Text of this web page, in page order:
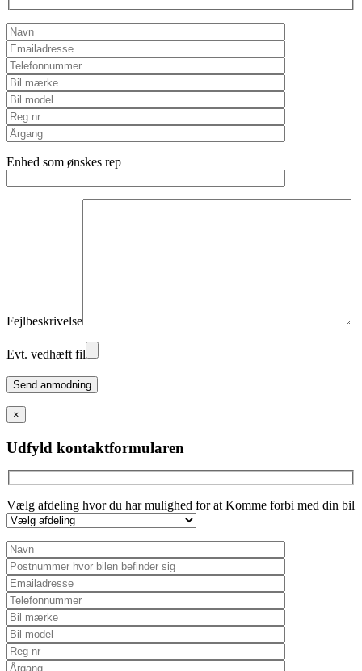
Enhed som ønskes rep
Fejlbeskrivelse
Evt. vedhæft fil
Please
leave
this
field
empty.
×
Udfyld kontaktformularen
Vælg afdeling hvor du har mulighed for at Komme forbi med din bil